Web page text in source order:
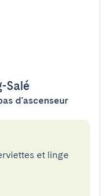
Salé
d'ascenseur
et linge